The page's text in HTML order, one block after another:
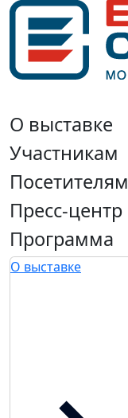
О выставке
Участникам
Посетителям
Пресс-центр
Программа
О выставке